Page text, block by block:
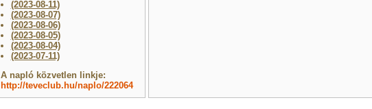
(2023-08-11)
(2023-08-07)
(2023-08-06)
(2023-08-05)
(2023-08-04)
(2023-07-11)
A napló közvetlen linkje:
http://teveclub.hu/naplo/222064